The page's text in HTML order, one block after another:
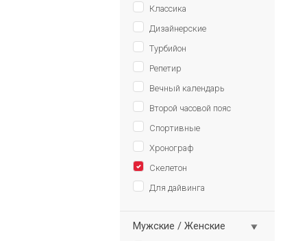
Классика
Дизайнерские
Турбийон
Репетир
Вечный календарь
Второй часовой пояс
Спортивные
Хронограф
Скелетон
Для дайвинга
Мужские / Женские